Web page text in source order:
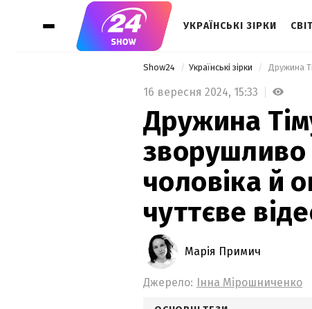
УКРАЇНСЬКІ ЗІРКИ
Show24 Українські зірки
16 вересня 2024, 15:33
Дружина
зворушливо
чоловіка й
чуттєве
Марія Примич
Джерело: Інна Мірошниченко